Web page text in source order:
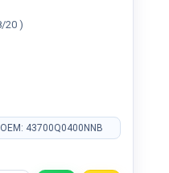
20 )
OEM: 43700Q0400NNB